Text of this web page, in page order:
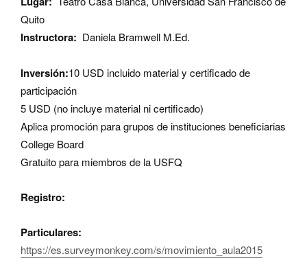
Quito
Instructora: Daniela Bramwell M.Ed.
Inversión:10 USD incluido material y certificado de
participación
5 USD (no incluye material ni certificado)
Aplica promoción para grupos de instituciones beneficiarias
College Board
Gratuito para miembros de la USFQ
Registro:
Particulares:
https://es.surveymonkey.com/s/movimiento_aula2015